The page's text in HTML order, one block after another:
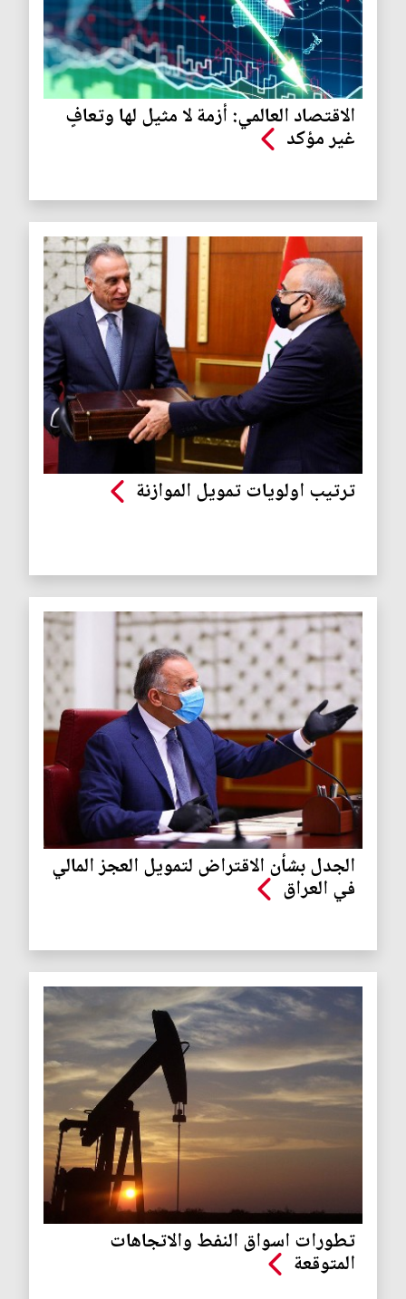
الاقتصاد العالمي: أزمة لا مثيل لها وتعافٍ
غير مؤكد
ترتيب اولويات تمويل الموازنة
الجدل بشأن الاقتراض لتمويل العجز المالي
في العراق
تطورات اسواق النفط والاتجاهات
المتوقعة